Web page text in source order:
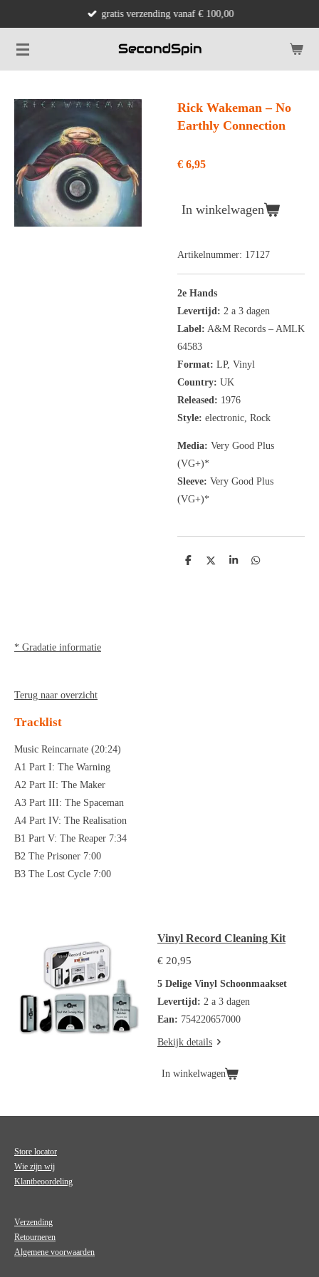
naar
de
gratis verzending vanaf € 100,00
Rick Wakeman ‎– No
Earthly Connection
€ 6,95
In winkelwagen
Artikelnummer: 17127
2e Hands
Levertijd: 2 a 3 dagen
Label: A&M Records ‎– AMLK
64583
Format: LP, Vinyl
Country: UK
Released: 1976
Style: electronic, Rock
Media: Very Good Plus
(VG+)*
Sleeve: Very Good Plus
(VG+)*
D
D
S
D
* Gradatie informatie
Terug naar overzicht
Tracklist
Music Reincarnate (20:24)
A1 Part I: The Warning
A2 Part II: The Maker
A3 Part III: The Spaceman
A4 Part IV: The Realisation
B1 Part V: The Reaper 7:34
B2 The Prisoner 7:00
B3 The Lost Cycle 7:00
Vinyl Record Cleaning Kit
€ 20,95
5 Delige Vinyl Schoonmaakset
Levertijd: 2 a 3 dagen
Ean: 754220657000
Bekijk details
In winkelwagen
Store locator
Wie zijn wij
Klantbeoordeling
Verzending
Retourneren
Algemene voorwaarden